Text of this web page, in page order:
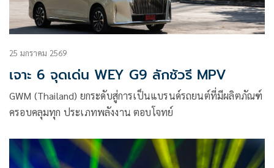
25 มกราคม 2569
เจาะ 6 จุดเด่น WEY G9 ลักชัวรี MPV
GWM (Thailand) ยกระดับสู่การเป็นแบรนด์รถยนต์ที่มีผลิตภัณฑ์
ครอบคลุมทุก ประเภทพลังงาน ตอบโจทย์